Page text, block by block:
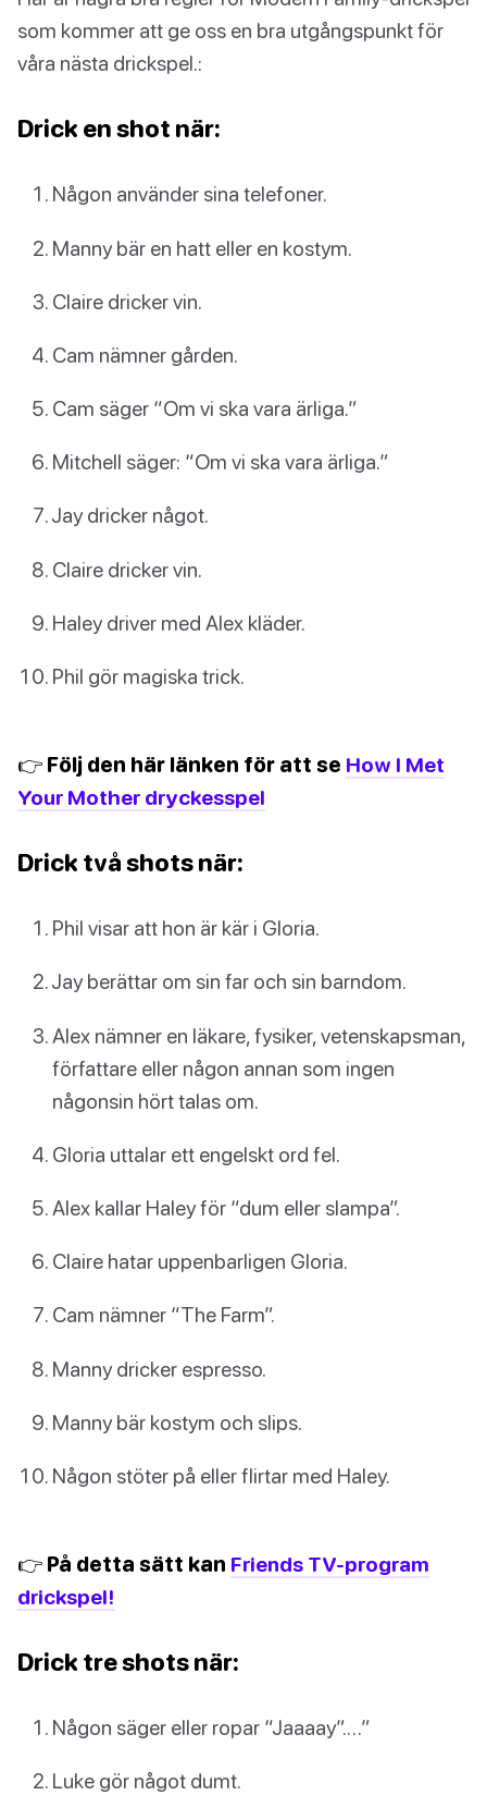
som kommer att ge oss en bra utgångspunkt för
våra nästa drickspel.:
Drick en shot när:
Någon använder sina telefoner.
Manny bär en hatt eller en kostym.
Claire dricker vin.
Cam nämner gården.
Cam säger “Om vi ska vara ärliga.”
Mitchell säger: “Om vi ska vara ärliga.”
Jay dricker något.
Claire dricker vin.
Haley driver med Alex kläder.
Phil gör magiska trick.
👉 Följ den här länken för att se How I Met
Your Mother dryckesspel
Drick två shots när:
Phil visar att hon är kär i Gloria.
Jay berättar om sin far och sin barndom.
Alex nämner en läkare, fysiker, vetenskapsman,
författare eller någon annan som ingen
någonsin hört talas om.
Gloria uttalar ett engelskt ord fel.
Alex kallar Haley för “dum eller slampa”.
Claire hatar uppenbarligen Gloria.
Cam nämner “The Farm”.
Manny dricker espresso.
Manny bär kostym och slips.
Någon stöter på eller flirtar med Haley.
👉 På detta sätt kan Friends TV-program
drickspel!
Drick tre shots när:
Någon säger eller ropar “Jaaaay”.…”
Luke gör något dumt.